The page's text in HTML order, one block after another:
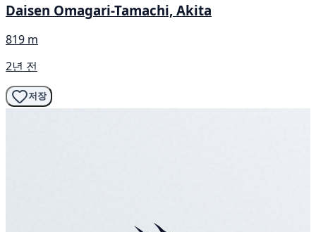
Daisen Omagari-Tamachi, Akita
819 m
2년 전
저장